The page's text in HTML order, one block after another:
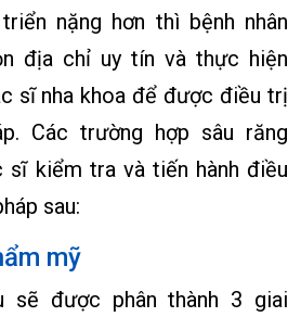
nặng hơn thì bệnh nhân
địa chỉ uy tín và thực hiện
sĩ nha khoa để được điều trị
Các trường hợp sâu răng
kiểm tra và tiến hành điều
sau:
mỹ
sẽ được phân thành 3 giai